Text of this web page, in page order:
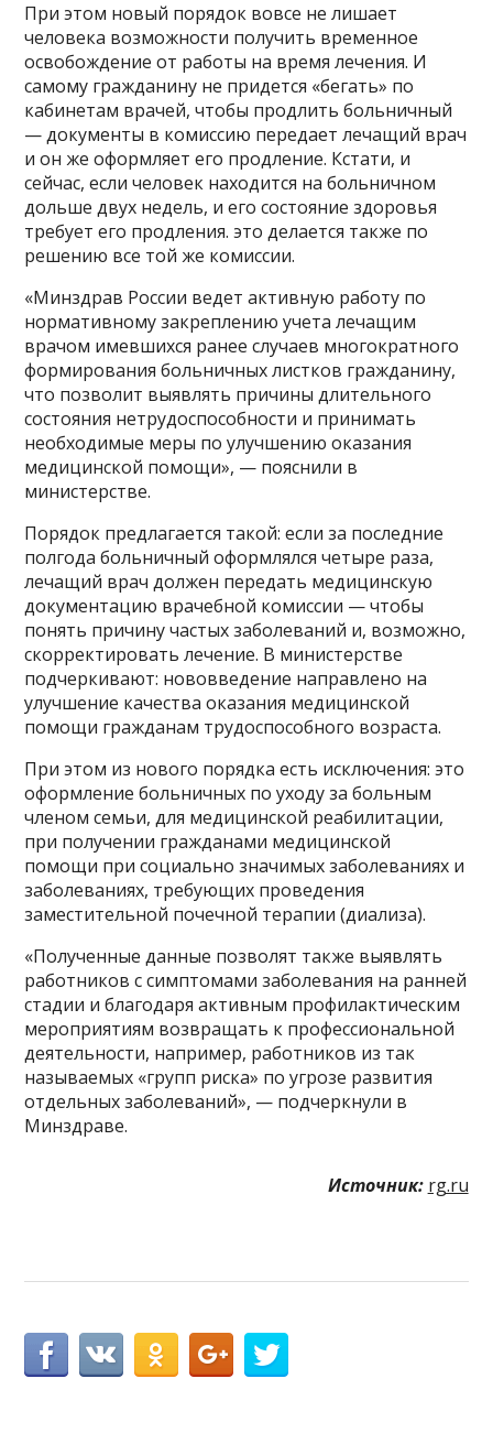
При этом новый порядок вовсе не лишает
человека возможности получить временное
освобождение от работы на время лечения. И
самому гражданину не придется «бегать» по
кабинетам врачей, чтобы продлить больничный
— документы в комиссию передает лечащий врач
и он же оформляет его продление. Кстати, и
сейчас, если человек находится на больничном
дольше двух недель, и его состояние здоровья
требует его продления. это делается также по
решению все той же комиссии.
«Минздрав России ведет активную работу по
нормативному закреплению учета лечащим
врачом имевшихся ранее случаев многократного
формирования больничных листков гражданину,
что позволит выявлять причины длительного
состояния нетрудоспособности и принимать
необходимые меры по улучшению оказания
медицинской помощи», — пояснили в
министерстве.
Порядок предлагается такой: если за последние
полгода больничный оформлялся четыре раза,
лечащий врач должен передать медицинскую
документацию врачебной комиссии — чтобы
понять причину частых заболеваний и, возможно,
скорректировать лечение. В министерстве
подчеркивают: нововведение направлено на
улучшение качества оказания медицинской
помощи гражданам трудоспособного возраста.
При этом из нового порядка есть исключения: это
оформление больничных по уходу за больным
членом семьи, для медицинской реабилитации,
при получении гражданами медицинской
помощи при социально значимых заболеваниях и
заболеваниях, требующих проведения
заместительной почечной терапии (диализа).
«Полученные данные позволят также выявлять
работников с симптомами заболевания на ранней
стадии и благодаря активным профилактическим
мероприятиям возвращать к профессиональной
деятельности, например, работников из так
называемых «групп риска» по угрозе развития
отдельных заболеваний», — подчеркнули в
Минздраве.
Источник: rg.ru